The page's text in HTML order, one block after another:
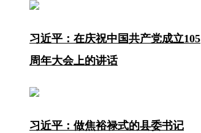
习近平：在庆祝中国共产党成立105
周年大会上的讲话
习近平：做焦裕禄式的县委书记